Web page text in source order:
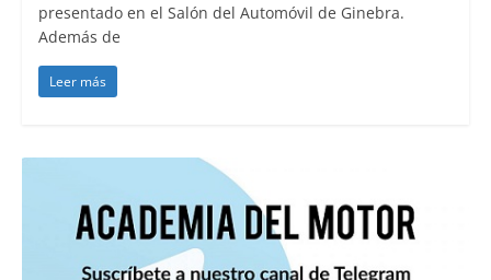
presentado en el Salón del Automóvil de Ginebra.
Además de
Leer más